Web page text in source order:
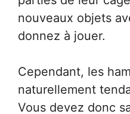
nouveaux objets
donnez à jouer.
Cependant, les
naturellement
Vous devez donc